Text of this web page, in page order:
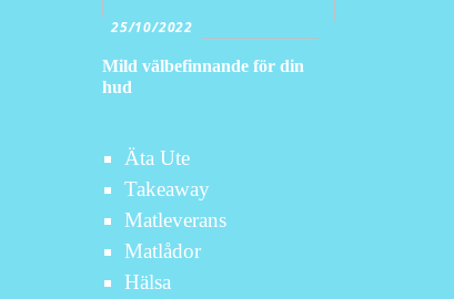
25/10/2022
Mild välbefinnande för din
hud
Äta Ute
Takeaway
Matleverans
Matlådor
Hälsa